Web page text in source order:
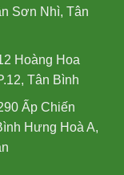
Sơn Nhì, Tân
Hoàng Hoa
Tân Bình
Ấp Chiến
Hưng Hoà A,